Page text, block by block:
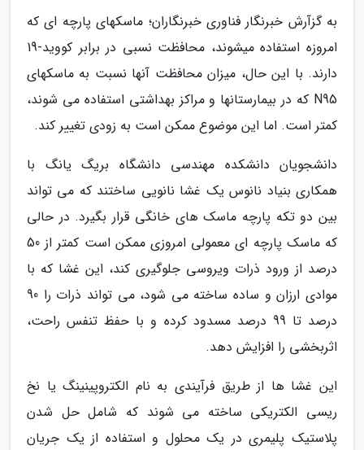
به گزآرش خبرنگار فناوری خبرنگاران؛ ماسکهای پارچه ای که
امروزه استفاده میشوند، محافظت نسبی در برابر کووید-19
دارند. با این حال، میزان محافظت آنها نسبت به ماسکهای
N95 که در بیمارستانها و مراکز بهداشتی استفاده می شوند،
کمتر است. اما این موضوع ممکن است به زودی تغییر کند.
دانشجویان دانشکده مهندسی دانشگاه بریگ یانگ با
همکاری بنیاد نانوس یک غشا نانویی ساختند که می تواند
بین دو تکه پارچه ماسک های خانگی قرار بگیرد. در حالی
که ماسک پارچه ای معمولی امروزی ممکن است کمتر از 50
درصد از ورود ذرات ویروسی جلوگیری کند، این غشا که با
موادی ارزان و ساده ساخته می شود، می تواند ذرات را 90
درصد تا 99 درصد مسدود کرده و با حفظ تنفس راحت،
اثربخشی را افزایش دهد.
این غشا ها از طریق فرآیندی به نام الکتروپینینگ یا نخ
ریسی الکتریکی ساخته می شوند که شامل حل شدن
پلاستیک پلیمری در یک محلول و استفاده از یک جریان